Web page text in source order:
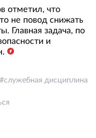
отметил, что
не повод снижать
Главная задача, по
и
служебная дисциплина